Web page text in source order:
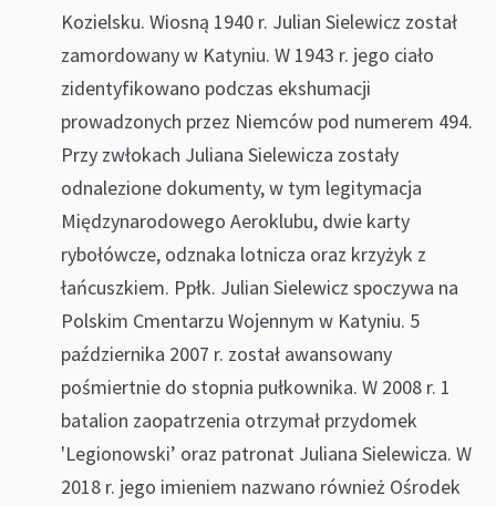
Kozielsku. Wiosną 1940 r. Julian Sielewicz został
zamordowany w Katyniu. W 1943 r. jego ciało
zidentyfikowano podczas ekshumacji
prowadzonych przez Niemców pod numerem 494.
Przy zwłokach Juliana Sielewicza zostały
odnalezione dokumenty, w tym legitymacja
Międzynarodowego Aeroklubu, dwie karty
rybołówcze, odznaka lotnicza oraz krzyżyk z
łańcuszkiem. Ppłk. Julian Sielewicz spoczywa na
Polskim Cmentarzu Wojennym w Katyniu. 5
października 2007 r. został awansowany
pośmiertnie do stopnia pułkownika. W 2008 r. 1
batalion zaopatrzenia otrzymał przydomek
'Legionowski’ oraz patronat Juliana Sielewicza. W
2018 r. jego imieniem nazwano również Ośrodek